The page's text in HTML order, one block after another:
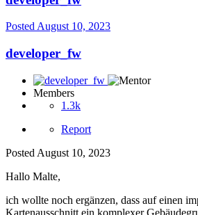
PostedAugust 10, 2023
developer_fw
Members
1.3k
Report
Posted August 10, 2023
Hallo Malte,
ich wollte noch ergänzen, dass auf einen
Kartenausschnitt ein komplexer